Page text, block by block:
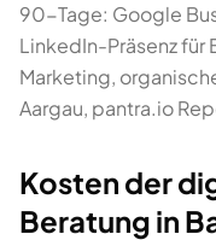
90-Tage: Google
LinkedIn-Präsenz
Marketing,
Aargau, pantra.io
Kosten der
Beratung in